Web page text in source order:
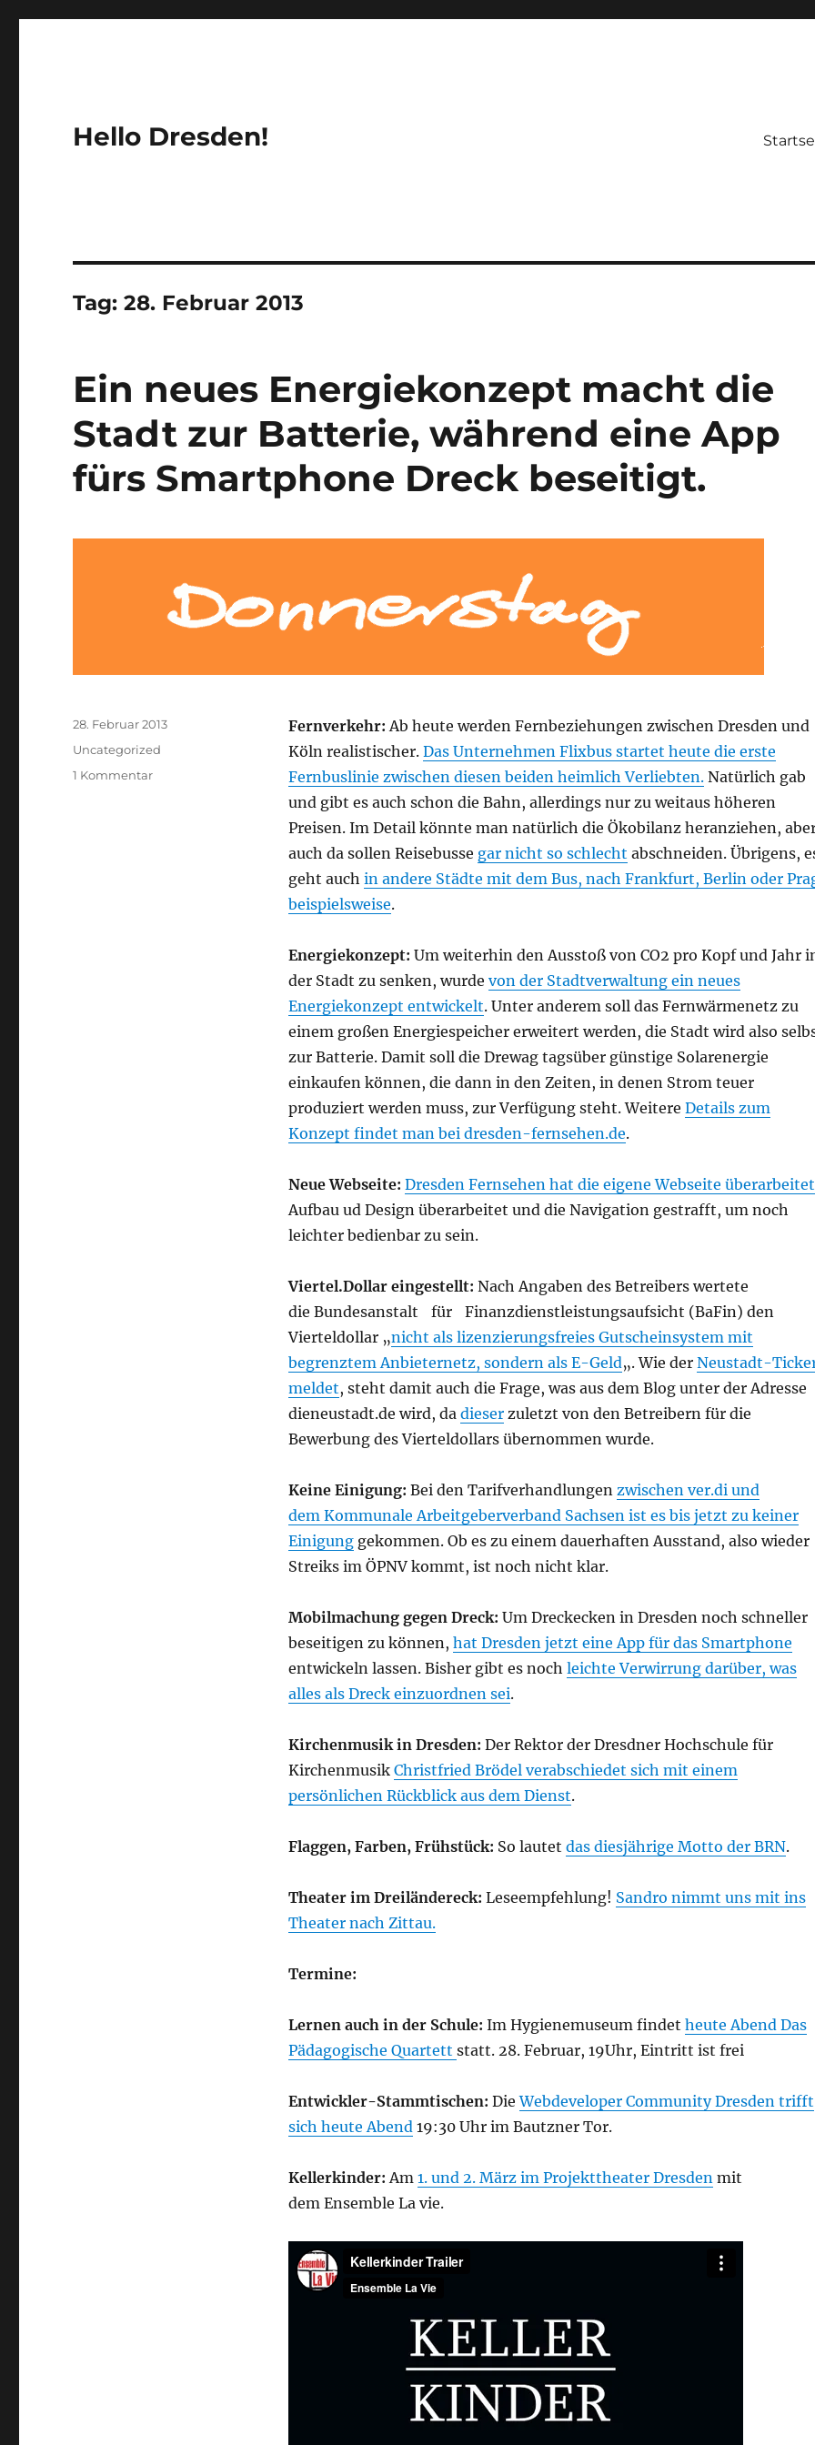
Hello Dresden!
Tag:28. Februar 2013
Ein neues Energiekonzept macht die
Stadt zur Batterie, während eine App
fürs Smartphone Dreck beseitigt.
Fernverkehr: Ab heute werden Fernbeziehungen zwischen Dresden und
Köln realistischer. Das Unternehmen Flixbus startet heute die erste
Fernbuslinie zwischen diesen beiden heimlich Verliebten.Natürlich gab
und gibt es auch schon die Bahn, allerdings nur zu weitaus höheren
Preisen. Im Detail könnte man natürlich die Ökobilanz heranziehen,
auch da sollen Reisebusse gar nicht so schlecht abschneiden. Übrigens,
geht auch in andere Städte mit dem Bus, nach Frankfurt, Berlin oder
beispielsweise.
Energiekonzept: Um weiterhin den Ausstoß von CO2 pro Kopf und Jahr
der Stadt zu senken, wurde von der Stadtverwaltung ein neues
Energiekonzept entwickelt. Unter anderem soll das Fernwärmenetz zu
einem großen Energiespeicher erweitert werden, die Stadt wird also
zur Batterie. Damit soll die Drewag tagsüber günstige Solarenergie
einkaufen können, die dann in den Zeiten, in denen Strom teuer
produziert werden muss, zur Verfügung steht. Weitere Details zum
Konzept findet man bei dresden-fernsehen.de.
Neue Webseite: Dresden Fernsehen hat die eigene Webseite überarbeitet
Aufbau ud Design überarbeitet und die Navigation gestrafft, um noch
leichter bedienbar zu sein.
Viertel.Dollar eingestellt: Nach Angaben des Betreibers wertete
die Bundesanstalt für Finanzdienstleistungsaufsicht (BaFin) den
Vierteldollar „nicht als lizenzierungsfreies Gutscheinsystem mit
begrenztem Anbieternetz, sondern als E-Geld„. Wie der Neustadt-
meldet, steht damit auch die Frage, was aus dem Blog unter der Adresse
dieneustadt.de wird, da dieserzuletzt von den Betreibern für die
Bewerbung des Vierteldollars übernommen wurde.
Keine Einigung: Bei den Tarifverhandlungen zwischen ver.di und
dem Kommunale Arbeitgeberverband Sachsen ist es bis jetzt zu keiner
Einigunggekommen. Ob es zu einem dauerhaften Ausstand, also wieder
Streiks im ÖPNV kommt, ist noch nicht klar.
Mobilmachung gegen Dreck: Um Dreckecken in Dresden noch schneller
beseitigen zu können, hat Dresden jetzt eine App für das Smartphone
entwickeln lassen. Bisher gibt es noch leichte Verwirrung darüber, was
alles als Dreck einzuordnen sei.
Kirchenmusik in Dresden: Der Rektor der Dresdner Hochschule für
Kirchenmusik Christfried Brödel verabschiedet sich mit einem
persönlichen Rückblick aus dem Dienst.
Flaggen, Farben, Frühstück: So lautet das diesjährige Motto der BRN.
Theater im Dreiländereck: Leseempfehlung! Sandro nimmt uns mit ins
Theater nach Zittau.
Termine:
Lernen auch in der Schule: Im Hygienemuseum findet heute Abend Das
Pädagogische Quartett statt. 28. Februar, 19Uhr, Eintritt ist frei
Entwickler-Stammtischen: DieWebdeveloper Community Dresden trifft
sich heute Abend 19:30 Uhr im Bautzner Tor.
Kellerkinder: Am 1. und 2. März im Projekttheater Dresden mit
dem Ensemble La vie.
Veröffentlicht
28. Februar 2013
Kategorien
Uncategorized
1 Kommentarzu